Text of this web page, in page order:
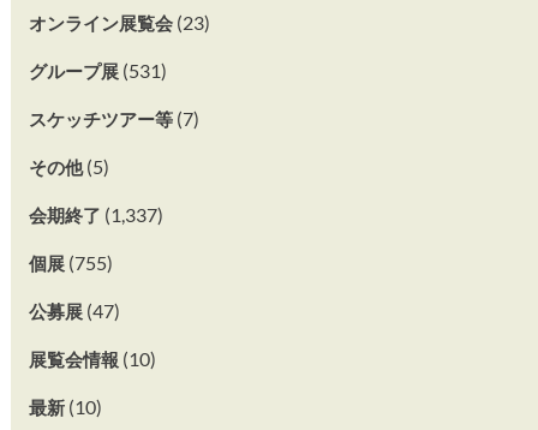
オンライン展覧会(23)
グループ展(531)
スケッチツアー等(7)
その他(5)
会期終了 (1,337)
個展(755)
公募展(47)
展覧会情報 (10)
最新(10)